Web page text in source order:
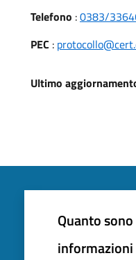
Telefono :0383/
PEC :
Ultimo
Quanto
informazioni